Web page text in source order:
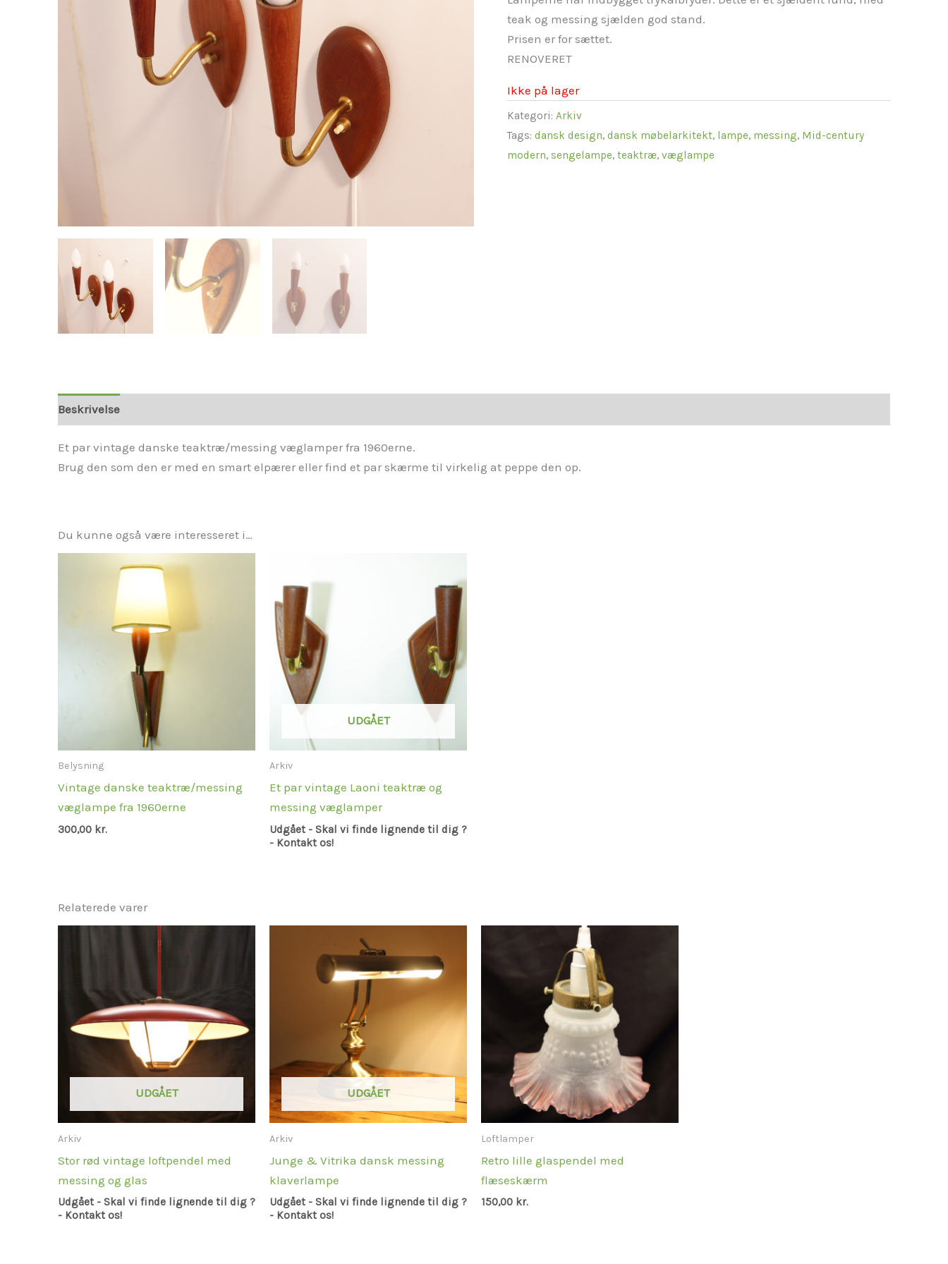
teak og messing sjælden god stand.
Prisen er for sættet.
RENOVERET
Ikke på lager
Kategori:Arkiv
Tags:dansk design,dansk møbelarkitekt, lampe, messing, Mid-century
modern, sengelampe,teaktræ,væglampe
Beskrivelse
Et par vintage danske teaktræ/messing væglamper fra 1960erne.
Brug den som den er med en smart elpærer eller find et par skærme til virkelig at peppe den op.
Du kunne også være interesseret i…
Belysning
Vintage danske teaktræ/messing
væglampe fra 1960erne
300,00 kr.
UDGÅET
Arkiv
Et par vintage Laoni teaktræ og
messing væglamper
Udgået - Skal vi finde lignende til dig ?
- Kontakt os!
Relaterede varer
UDGÅET
Arkiv
Stor rød vintage loftpendel med
messing og glas
Udgået - Skal vi finde lignende til dig ?
- Kontakt os!
UDGÅET
Arkiv
Junge & Vitrika dansk messing
klaverlampe
Udgået - Skal vi finde lignende til dig ?
- Kontakt os!
Loftlamper
Retro lille glaspendel med
flæseskærm
150,00 kr.